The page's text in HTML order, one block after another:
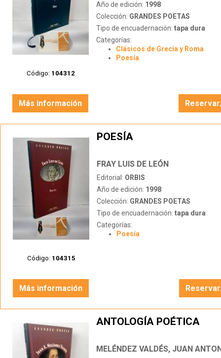
Código: 104312
Año de edición: 1998
Colección: GRANDES POETAS
Tipo de encuadernación: tapa dura
Categorías:
Clásicos de Grecia y Roma
Poesía
Más información
Código: 104315
POESÍA
FRAY LUIS DE LEÓN
Editorial: ORBIS
Año de edición: 1998
Colección: GRANDES POETAS
Tipo de encuadernación: tapa dura
Categorías:
Poesía
Más información
ANTOLOGÍA POÉTICA
MELÉNDEZ VALDÉS, JUAN